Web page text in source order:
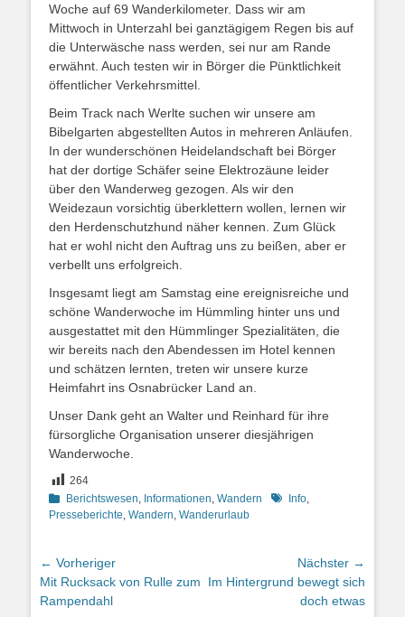
Woche auf 69 Wanderkilometer. Dass wir am
Mittwoch in Unterzahl bei ganztägigem Regen bis auf
die Unterwäsche nass werden, sei nur am Rande
erwähnt. Auch testen wir in Börger die Pünktlichkeit
öffentlicher Verkehrsmittel.
Beim Track nach Werlte suchen wir unsere am
Bibelgarten abgestellten Autos in mehreren Anläufen.
In der wunderschönen Heidelandschaft bei Börger
hat der dortige Schäfer seine Elektrozäune leider
über den Wanderweg gezogen. Als wir den
Weidezaun vorsichtig überklettern wollen, lernen wir
den Herdenschutzhund näher kennen. Zum Glück
hat er wohl nicht den Auftrag uns zu beißen, aber er
verbellt uns erfolgreich.
Insgesamt liegt am Samstag eine ereignisreiche und
schöne Wanderwoche im Hümmling hinter uns und
ausgestattet mit den Hümmlinger Spezialitäten, die
wir bereits nach den Abendessen im Hotel kennen
und schätzen lernten, treten wir unsere kurze
Heimfahrt ins Osnabrücker Land an.
Unser Dank geht an Walter und Reinhard für ihre
fürsorgliche Organisation unserer diesjährigen
Wanderwoche.
264
Kategorien
Berichtswesen, Informationen, Wandern Schlagworte
Info,
Presseberichte, Wandern, Wanderurlaub
Beitragsnavigation
← Vorheriger
Vorheriger
Beitrag:
Mit Rucksack von Rulle zum
Rampendahl
Nächster →
Nächster
Im Hintergrund bewegt sich
doch etwas